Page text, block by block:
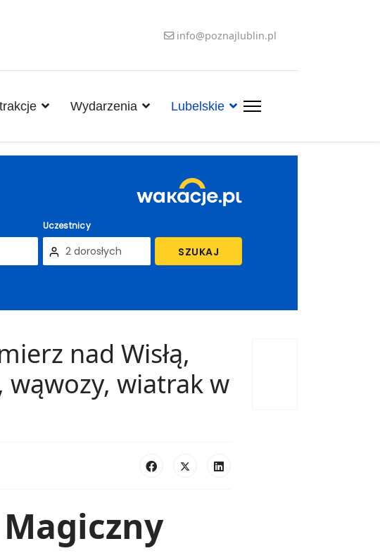
info@poznajlublin.pl
Wydarzenia Lubelskie
Uczestnicy
SZUKAJ
nad Wisłą,
wąwozy, wiatrak w